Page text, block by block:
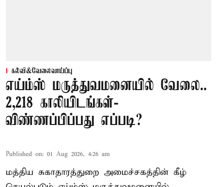
கல்வி&வேலைவாய்ப்பு
எய்ம்ஸ் மருத்துவமனையில் வேலை..
2,218 காலியிடங்கள்-
விண்ணப்பிப்பது எப்படி?
Published on: 01 Aug 2026, 4:26 am
மத்திய சுகாதாரத்துறை அமைச்சகத்தின் கீழ்